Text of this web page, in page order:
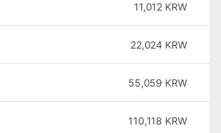
11,012 KRW
22,024 KRW
55,059 KRW
110,118 KRW